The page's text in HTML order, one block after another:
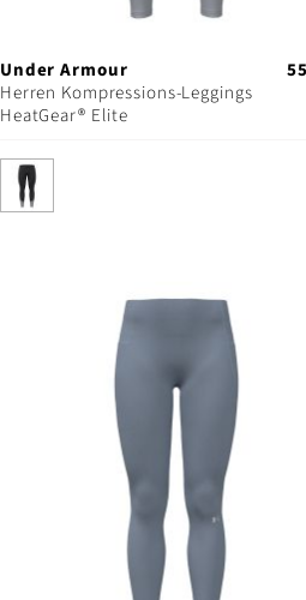
Under Armour
Herren Kompressions-Leggings
HeatGear® Elite